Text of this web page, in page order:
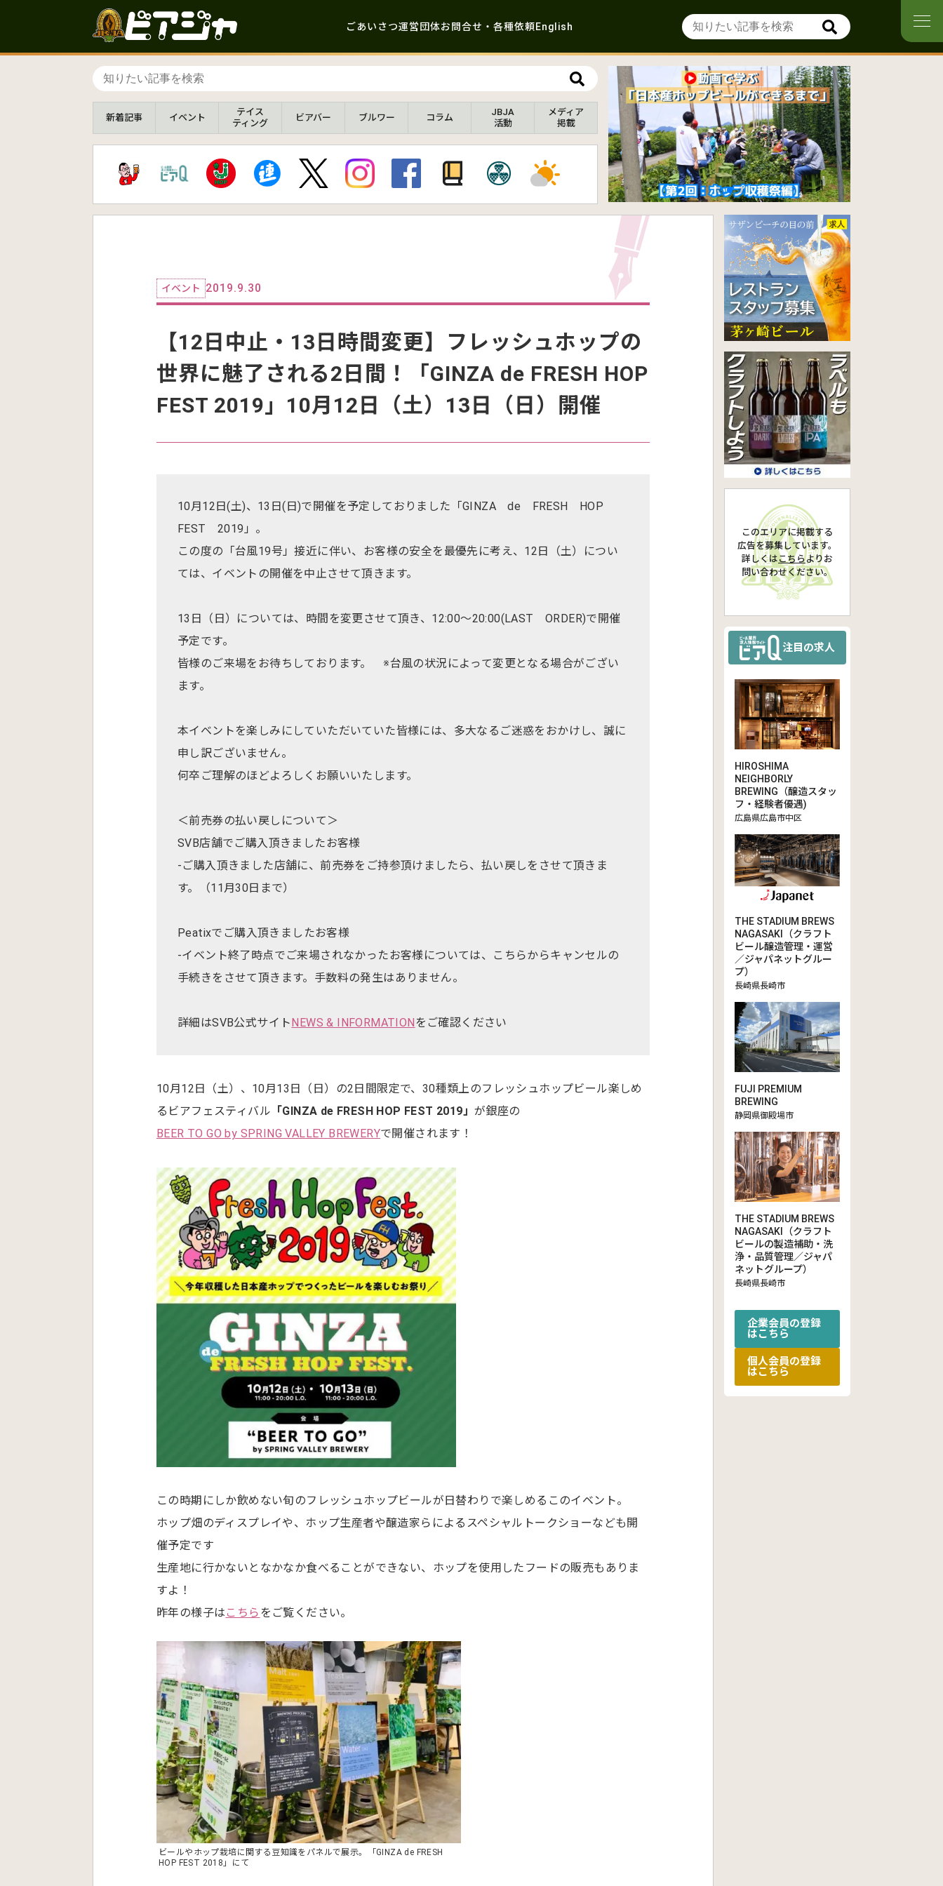
ごあいさつ運営団体お問合せ・各種依頼English
新着記事 イベント
テイス
ティング
ビアバー ブルワー コラム
JBJA
活動
メディア
掲載
イベント 2019.9.30
【12日中止・13日時間変更】フレッシュホップの
世界に魅了される2日間！「GINZA de FRESH HOP
FEST 2019」10月12日（土）13日（日）開催
10月12日(土)、13日(日)で開催を予定しておりました「GINZA de FRESH HOP
FEST 2019」。
この度の「台風19号」接近に伴い、お客様の安全を最優先に考え、12日（土）につい
ては、イベントの開催を中止させて頂きます。
13日（日）については、時間を変更させて頂き、12:00～20:00(LAST ORDER)で開催
予定です。
皆様のご来場をお待ちしております。 ※台風の状況によって変更となる場合がござい
ます。
本イベントを楽しみにしていただいていた皆様には、多大なるご迷惑をおかけし、誠に
申し訳ございません。
何卒ご理解のほどよろしくお願いいたします。
＜前売券の払い戻しについて＞
SVB店舗でご購入頂きましたお客様
-ご購入頂きました店舗に、前売券をご持参頂けましたら、払い戻しをさせて頂きま
す。（11月30日まで）
Peatixでご購入頂きましたお客様
-イベント終了時点でご来場されなかったお客様については、こちらからキャンセルの
手続きをさせて頂きます。手数料の発生はありません。
詳細はSVB公式サイトNEWS & INFORMATION をご確認ください
10月12日（土）、10月13日（日）の2日間限定で、30種類上のフレッシュホップビール楽しめ
るビアフェスティバル 「GINZA de FRESH HOP FEST 2019」 が銀座の
BEER TO GO by SPRING VALLEY BREWERYで開催されます！
この時期にしか飲めない旬のフレッシュホップビールが日替わりで楽しめるこのイベント。
ホップ畑のディスプレイや、ホップ生産者や醸造家らによるスペシャルトークショーなども開
催予定です
生産地に行かないとなかなか食べることができない、ホップを使用したフードの販売もありま
すよ！
昨年の様子は こちら をご覧ください。
ビールやホップ栽培に関する豆知識をパネルで展示。「GINZA de FRESH
HOP FEST 2018」にて
このエリアに掲載する
広告を募集しています。
詳しくは こちらより お
問い合わせください。
注目の求人
HIROSHIMA
NEIGHBORLY
BREWING（醸造スタッ
フ・経験者優遇)
広島県広島市中区
THE STADIUM BREWS
NAGASAKI（クラフト
ビール醸造管理・運営
／ジャパネットグルー
プ）
長崎県長崎市
FUJI PREMIUM
BREWING
静岡県御殿場市
THE STADIUM BREWS
NAGASAKI（クラフト
ビールの製造補助・洗
浄・品質管理／ジャパ
ネットグループ）
長崎県長崎市
企業会員の登録
はこちら
個人会員の登録
はこちら